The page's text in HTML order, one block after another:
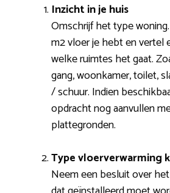
Inzicht in je huis
Omschrijf het type
m2 vloer je hebt en vertel
welke ruimtes het gaat.
gang, woonkamer, toilet,
/ schuur. Indien
opdracht nog aanvullen
plattegronden.
Type vloerverwarming
Neem een besluit over